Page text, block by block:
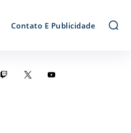
Contato E Publicidade